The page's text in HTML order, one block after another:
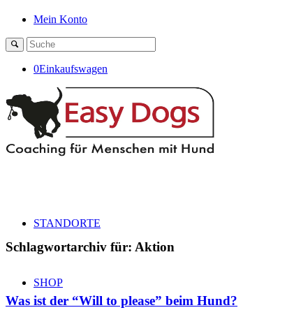
Mein Konto
0Einkaufswagen
STANDORTE
SHOP
Schlagwortarchiv für: Aktion
Was ist der “Will to please” beim Hund?